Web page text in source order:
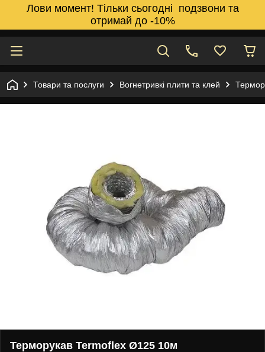
Лови момент! Тільки сьогодні подзвони та
отримай до -10%
Товари та послуги Вогнетривкі плити та клей
Терморукав Termoflex Ø125 10м